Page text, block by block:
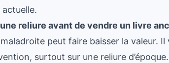
reliure avant de vendre un livre
peut faire baisser la valeur.
surtout sur une reliure d’époque.